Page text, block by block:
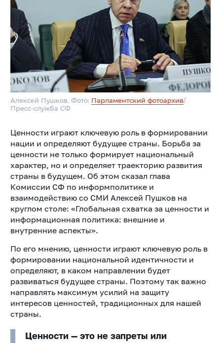
Алексей Пушков. Фото: Парламентский фотоархив/
Пресс-служба СФ
Ценности играют ключевую роль в формировании
нации и определяют будущее страны. Борьба за
ценности не только формирует национальный
характер, но и определяет траекторию развития
страны в будущем. Об этом сказал глава
Комиссии СФ по информполитике и
взаимодействию со СМИ Алексей Пушков на
круглом столе: «Глобальная схватка за ценности и
информационная политика: внешние и
внутренние аспекты».
По его мнению, ценности играют ключевую роль в
формировании национальной идентичности и
определяют, в каком направлении будет
развиваться будущее страны. Поэтому так важно
направлять максимум усилий на защиту
интересов ценностей, традиционных для нашей
страны.
Ценности — это не запреты или